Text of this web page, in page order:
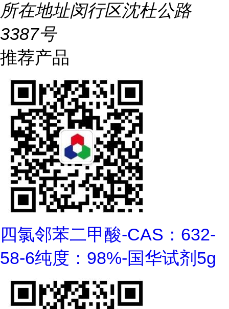
所在地址闵行区沈杜公路
3387号
推荐产品
四氯邻苯二甲酸-CAS：632-
58-6纯度：98%-国华试剂5g